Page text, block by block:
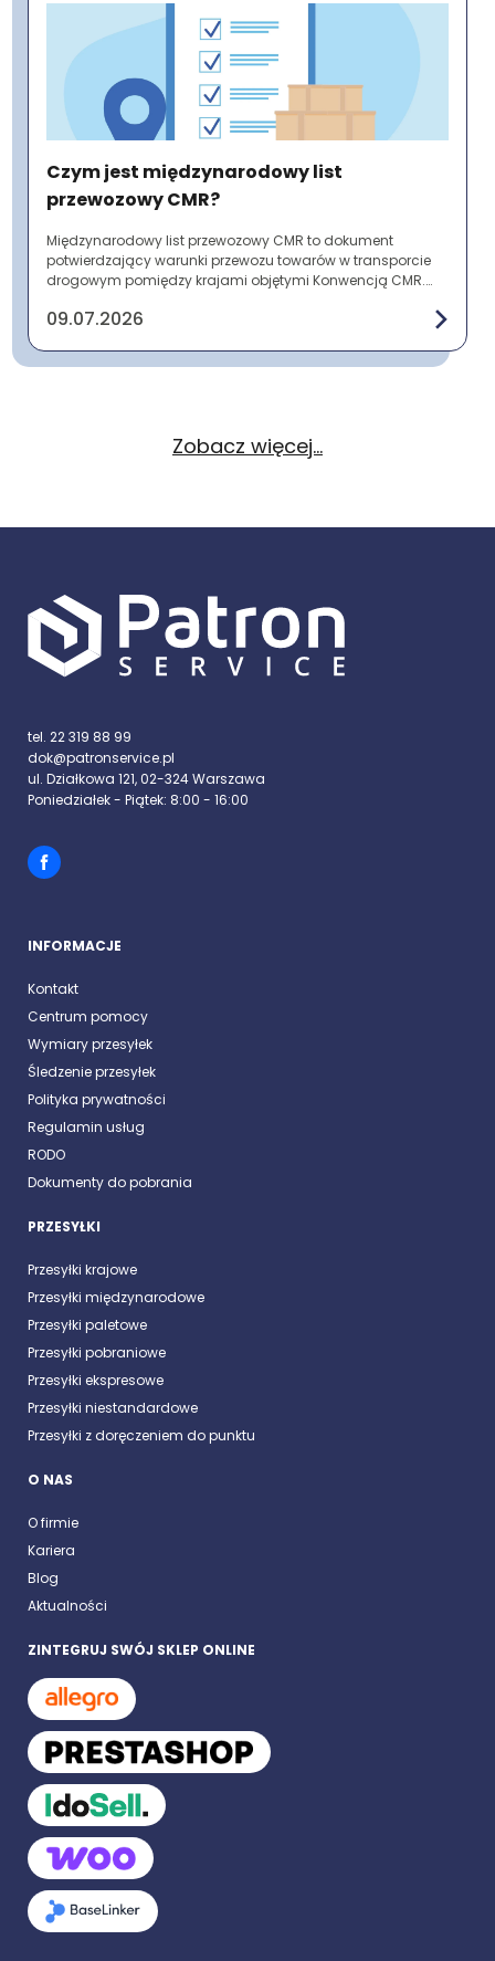
Czym jest międzynarodowy list
przewozowy CMR?
Międzynarodowy list przewozowy CMR to dokument
potwierdzający warunki przewozu towarów w transporcie
drogowym pomiędzy krajami objętymi Konwencją CMR.
09.07.2026
Zobacz więcej...
tel. 22 319 88 99
dok@patronservice.pl
ul. Działkowa 121, 02-324 Warszawa
Poniedziałek - Piątek: 8:00 - 16:00
INFORMACJE
Kontakt
Centrum pomocy
Wymiary przesyłek
Śledzenie przesyłek
Polityka prywatności
Regulamin usług
RODO
Dokumenty do pobrania
PRZESYŁKI
Przesyłki krajowe
Przesyłki międzynarodowe
Przesyłki paletowe
Przesyłki pobraniowe
Przesyłki ekspresowe
Przesyłki niestandardowe
Przesyłki z doręczeniem do punktu
O NAS
O firmie
Kariera
Blog
Aktualności
ZINTEGRUJ SWÓJ SKLEP ONLINE